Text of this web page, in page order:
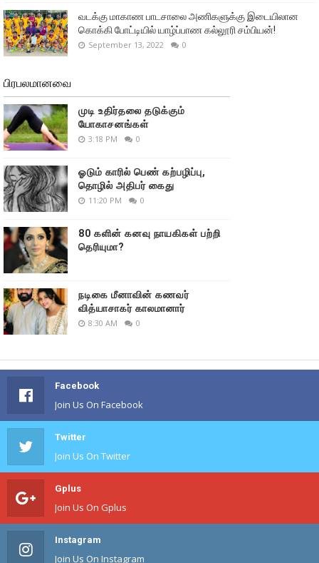
வடக்கு மாகாண பாடசாலை அணிகளுக்கு இடையிலான
கொக்கி போட்டியில் யாழ்ப்பாண கல்லூரி சம்பியன்!
September 13, 2022 0
பிரபலமானவை
முடி உதிர்தலை தடுக்கும்
யோகாசனங்கள்
3:18 PM 0
ஓடும் காரில் பெண் கற்பழிப்பு,
தொழில் அதிபர் கைது
11:20 PM 0
80 களின் கனவு நாயகிகள் பற்றி
தெரியுமா?
நடிகை மீனாவின் கணவர்
வித்யாசாகர் காலமானார்
8:30 AM 0
Facebook
Join Us On Facebook
Twitter
Join Us On Twitter
Gplus
Join Us On Gplus
Instagram
Join Us On Instagram